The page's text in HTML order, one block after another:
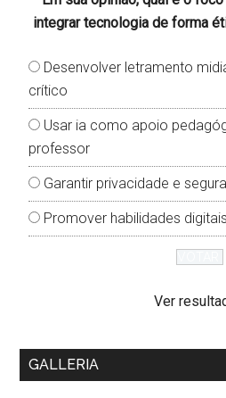
integrar tecnologia de forma
Desenvolver letramento
crítico
Usar ia como apoio
professor
Garantir privacidade e
Promover habilidades
Ver
GALLERIA